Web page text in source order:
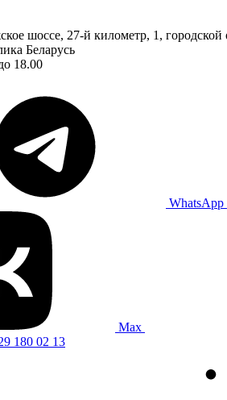
шоссе, 27-й километр, 1,
Беларусь
18.00
WhatsApp
Max
180 02 13